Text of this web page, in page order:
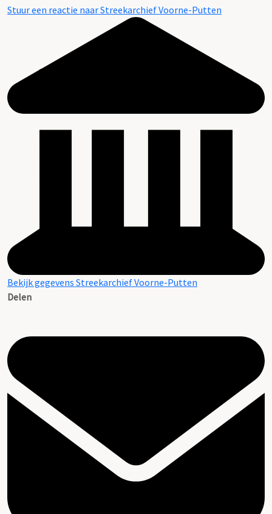
Stuur een reactie naar Streekarchief Voorne-Putten
Bekijk gegevens Streekarchief Voorne-Putten
Delen